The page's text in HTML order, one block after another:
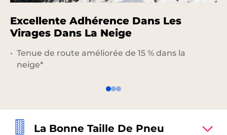
Excellente Adhérence Dans Les
Virages Dans La Neige
Tenue de route améliorée de 15 % dans la
neige*
La Bonne Taille De Pneu